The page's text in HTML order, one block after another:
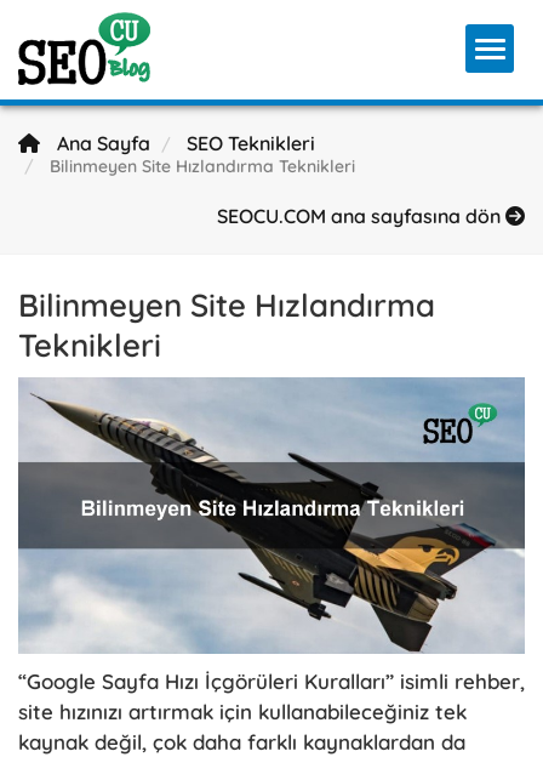
Ana Sayfa SEO Teknikleri
Bilinmeyen Site Hızlandırma Teknikleri
SEOCU.COM ana sayfasına dön
Bilinmeyen Site Hızlandırma
Teknikleri
“Google Sayfa Hızı İçgörüleri Kuralları” isimli rehber,
site hızınızı artırmak için kullanabileceğiniz tek
kaynak değil, çok daha farklı kaynaklardan da